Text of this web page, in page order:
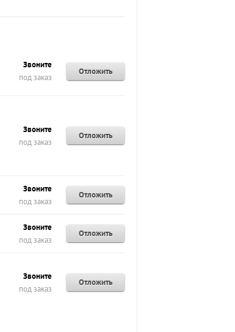
Звоните
под заказ
Отложить
Звоните
под заказ
Отложить
Звоните
под заказ
Отложить
Звоните
под заказ
Отложить
Звоните
под заказ
Отложить